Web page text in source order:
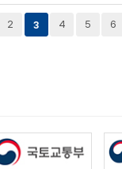
2 3 4 5 6